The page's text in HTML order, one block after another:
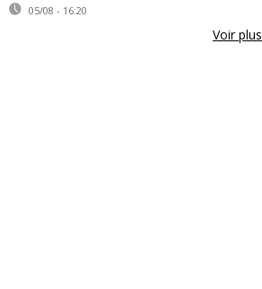
05/08 - 16:20
Voir plus